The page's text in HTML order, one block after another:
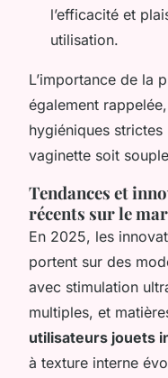
l’efficacité et
utilisation.
L’importance de la
également
hygiéniques
vaginette soit
Tendances et
récents sur le
En 2025, les
portent sur des
avec stimulation
multiples, et
utilisateurs jouets
à texture interne